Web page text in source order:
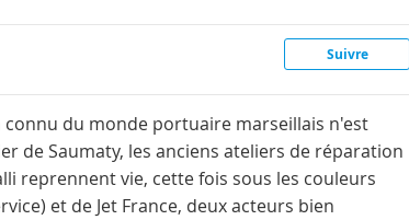
Suivre
du monde portuaire marseillais n'est
de Saumaty, les anciens ateliers de réparation
reprennent vie, cette fois sous les couleurs
et de Jet France, deux acteurs bien